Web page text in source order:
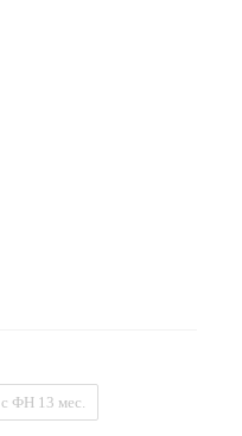
с ФН 13 мес.